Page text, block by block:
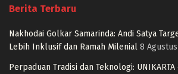
Berita Terbaru
Nakhodai Golkar Samarinda: Andi Satya
Lebih Inklusif dan Ramah Milenial 8
Perpaduan Tradisi dan Teknologi: